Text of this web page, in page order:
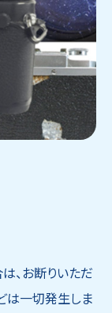
、お断りいただ
は一切発生しま